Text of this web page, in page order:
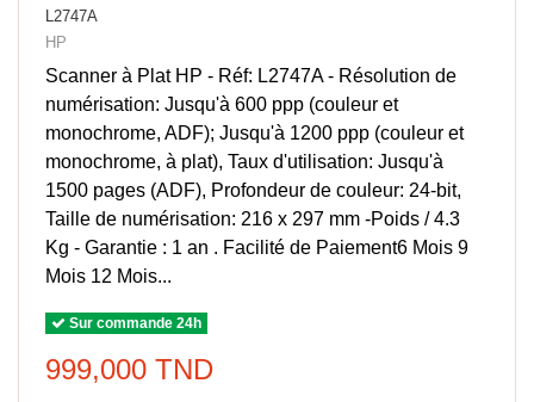
L2747A
HP
Scanner à Plat HP - Réf: L2747A - Résolution de
numérisation: Jusqu'à 600 ppp (couleur et
monochrome, ADF); Jusqu'à 1200 ppp (couleur et
monochrome, à plat), Taux d'utilisation: Jusqu'à
1500 pages (ADF), Profondeur de couleur: 24-bit,
Taille de numérisation: 216 x 297 mm -Poids / 4.3
Kg - Garantie : 1 an . Facilité de Paiement6 Mois 9
Mois 12 Mois...
Sur commande 24h
999,000 TND